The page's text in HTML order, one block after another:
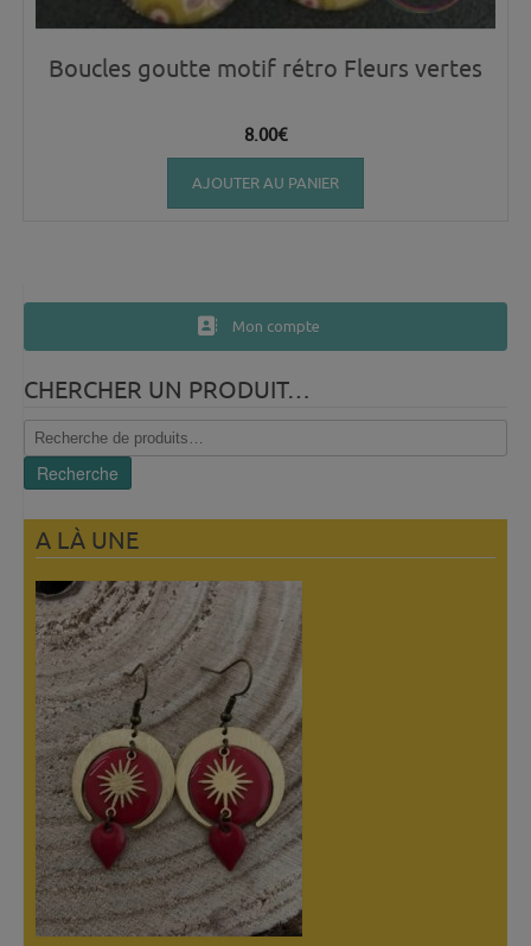
Boucles goutte motif rétro Fleurs vertes
8.00€
AJOUTER AU PANIER
Mon compte
CHERCHER UN PRODUIT…
Recherche
pour :
Recherche
A LÀ UNE